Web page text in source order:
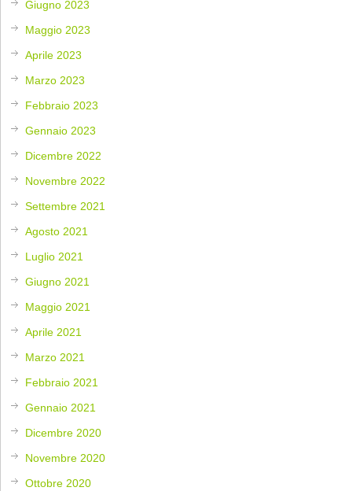
Giugno 2023
Maggio 2023
Aprile 2023
Marzo 2023
Febbraio 2023
Gennaio 2023
Dicembre 2022
Novembre 2022
Settembre 2021
Agosto 2021
Luglio 2021
Giugno 2021
Maggio 2021
Aprile 2021
Marzo 2021
Febbraio 2021
Gennaio 2021
Dicembre 2020
Novembre 2020
Ottobre 2020